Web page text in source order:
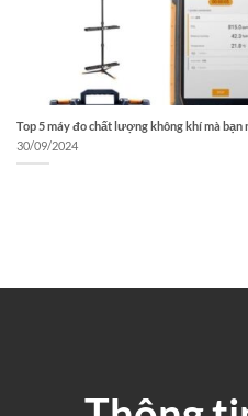
Top 5 máy đo chất lượng không khí mà bạn
30/09/2024